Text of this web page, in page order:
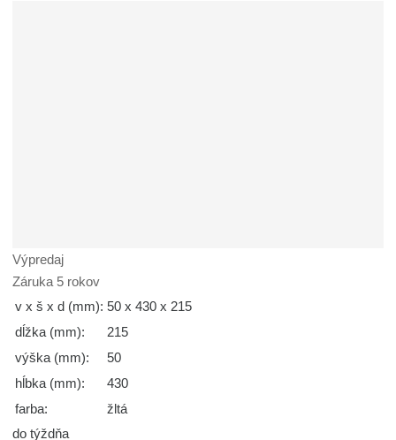
Výpredaj
Záruka 5 rokov
v x š x d (mm): 50 x 430 x 215
dĺžka (mm):
215
výška (mm):
50
hĺbka (mm):
430
farba:
žltá
do týždňa